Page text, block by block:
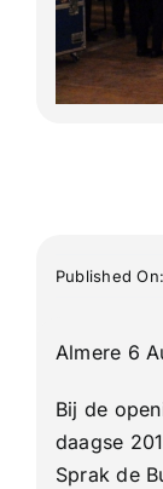
Published
Almere 6
Bij de
daagse
Sprak de